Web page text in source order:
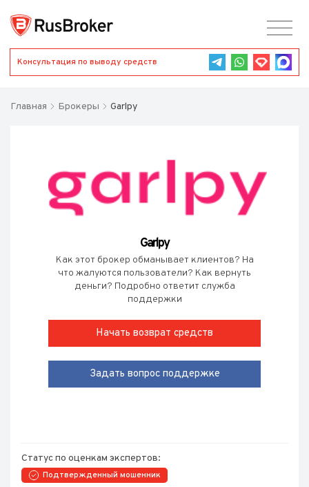
Консультация по выводу средств
Главная Брокеры Garlpy
Garlpy
Как этот брокер обманывает клиентов? На
что жалуются пользователи? Как вернуть
деньги? Подробно ответит служба
поддержки
Начать возврат средств
Задать вопрос поддержке
Статус по оценкам экспертов:
Подтвержденный мошенник